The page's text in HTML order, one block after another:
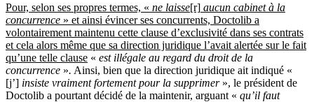
Pour, selon ses propres termes, « ne laisse[r] aucun cabinet à la
concurrence » et ainsi évincer ses concurrents, Doctolib a
volontairement maintenu cette clause d’exclusivité dans ses contrats
et cela alors même que sa direction juridique l’avait alertée sur le fait
qu’une telle clause « est illégale au regard du droit de la
concurrence ». Ainsi, bien que la direction juridique ait indiqué «
[j’] insiste vraiment fortement pour la supprimer », le président de
Doctolib a pourtant décidé de la maintenir, arguant « qu’il faut